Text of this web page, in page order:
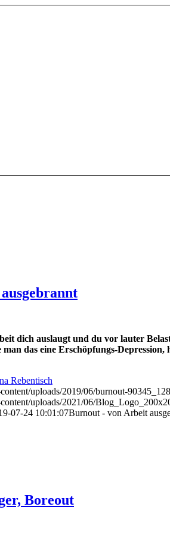
dich auslaugt und du vor lauter
das eine Erschöpfungs-
Rebentisch
uploads/2019/06/burnout-
uploads/2021/06/
07-24 10:01:07Burnout - von Arbeit
Boreout